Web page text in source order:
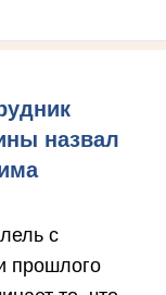
назвал
с
прошлого